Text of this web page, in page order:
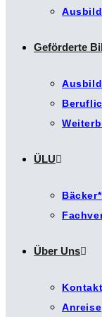
Geförderte
ÜLU
Über Uns
Kontakt
Anreise